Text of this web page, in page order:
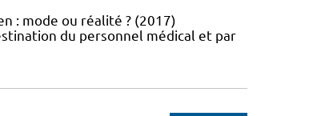
: mode ou réalité ? (2017)
du personnel médical et par